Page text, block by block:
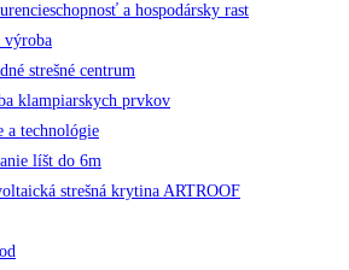
a hospodársky rast
výroba
strešné centrum
klampiarskych prvkov
a technológie
líšt do 6m
strešná krytina ARTROOF